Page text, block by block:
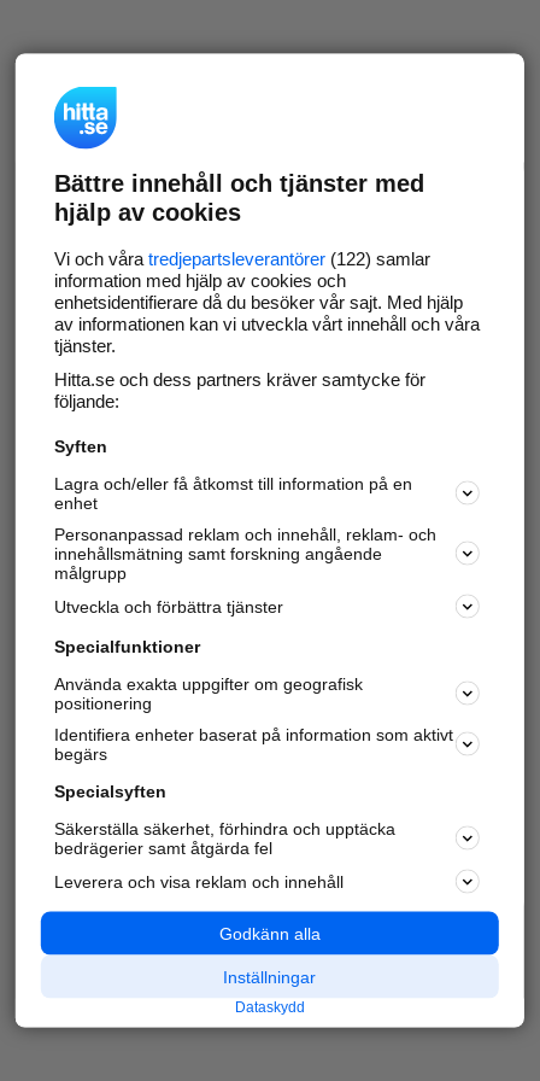
Bättre innehåll och tjänster med
hjälp av cookies
Vi och våra tredjepartsleverantörer(122) samlar
information med hjälp av cookies och
enhetsidentifierare då du besöker vår sajt. Med hjälp
av informationen kan vi utveckla vårt innehåll och våra
tjänster.
Hitta.se och dess partners kräver samtycke för
följande:
Syften
Lagra och/eller få åtkomst till information på en
enhet
Personanpassad reklam och innehåll, reklam- och
innehållsmätning samt forskning angående
målgrupp
Utveckla och förbättra tjänster
Specialfunktioner
Använda exakta uppgifter om geografisk
positionering
Identifiera enheter baserat på information som aktivt
begärs
Specialsyften
Säkerställa säkerhet, förhindra och upptäcka
bedrägerier samt åtgärda fel
Leverera och visa reklam och innehåll
Godkänn alla
Inställningar
Dataskydd